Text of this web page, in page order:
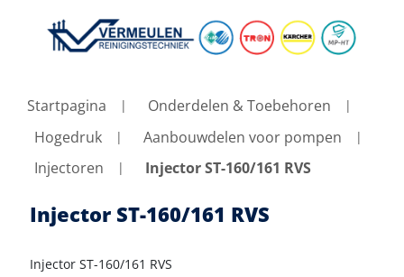
Startpagina
Onderdelen & Toebehoren
Hogedruk
Aanbouwdelen voor pompen
Injectoren
Injector ST-160/161 RVS
Injector ST-160/161 RVS
Injector ST-160/161 RVS